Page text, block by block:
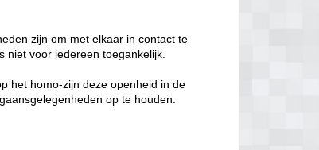
zijn om met elkaar in contact te
niet voor iedereen toegankelijk.
het homo-zijn deze openheid in de
op te houden.